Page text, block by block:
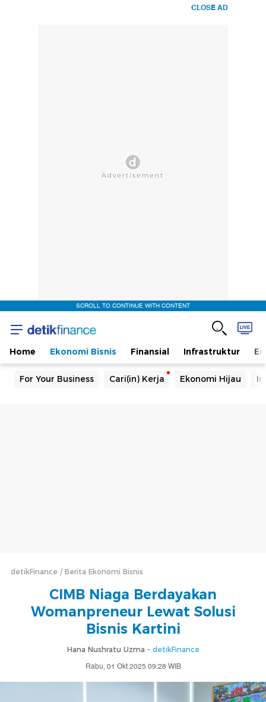
CLOSE AD
SCROLL TO CONTINUE WITH CONTENT
Home Ekonomi Bisnis Finansial Infrastruktur
For Your Business Cari(in) Kerja Ekonomi Hijau
detikFinance Berita Ekonomi Bisnis
CIMB Niaga Berdayakan
Womanpreneur Lewat Solusi
Bisnis Kartini
Hana Nushratu Uzma - detikFinance
Rabu, 01 Okt 2025 09:28 WIB